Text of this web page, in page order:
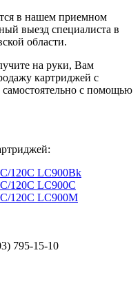
в нашем приемном
выезд специалиста в
области.
на руки, Вам
картриджей с
самостоятельно с помощью
120C LC900Bk
120C LC900C
120C LC900M
795-15-10